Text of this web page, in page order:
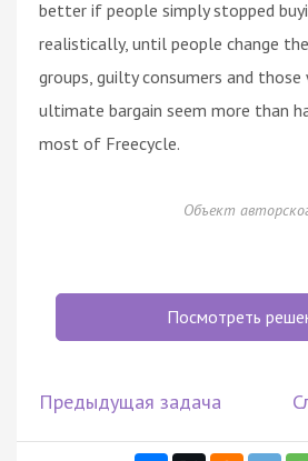
better if people simply stopped
realistically, until people change
groups, guilty consumers and
ultimate bargain seem more than
most of Freecycle.
Объект
Посмотреть
Предыдущая задача